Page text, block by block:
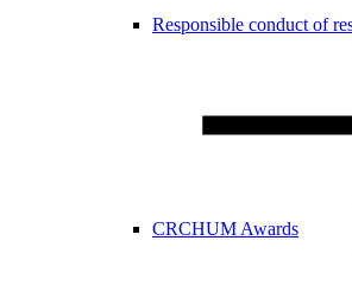
Responsible conduct of
CRCHUM Awards